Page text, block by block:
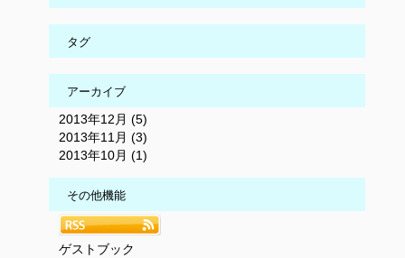
タグ
アーカイブ
2013年12月 (5)
2013年11月 (3)
2013年10月 (1)
その他機能
ゲストブック